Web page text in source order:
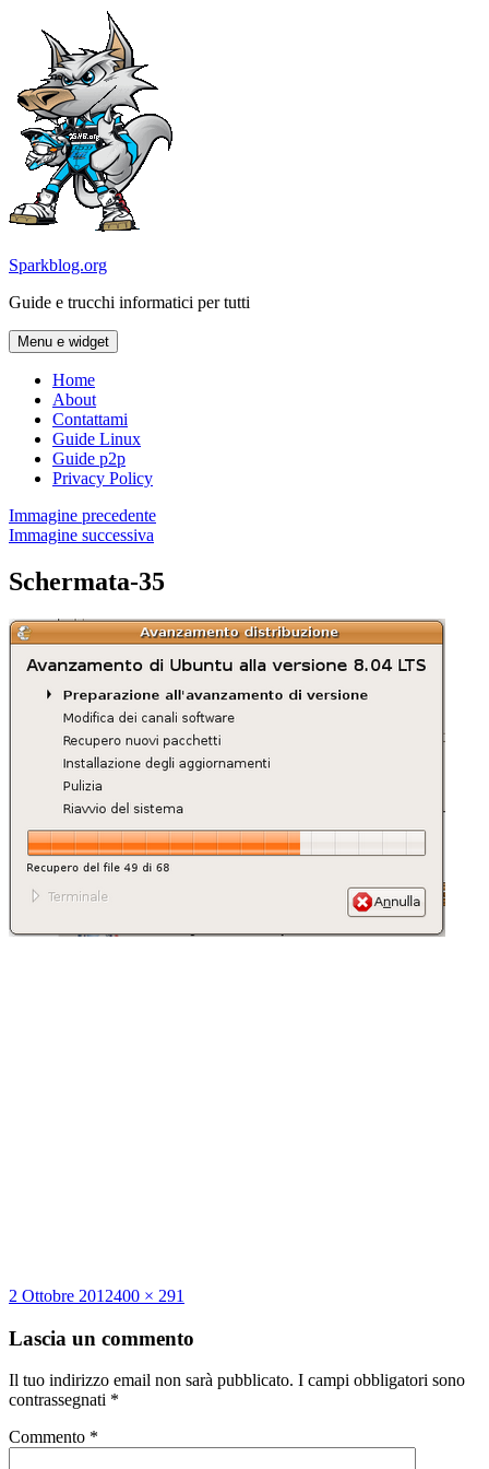
contenuto
Sparkblog.org
Guide e trucchi informatici per tutti
Menu e widget
Home
About
Contattami
Guide Linux
Guide p2p
Privacy Policy
Immagine precedente
Immagine successiva
Schermata-35
Scritto
2 Ottobre 2012Dimensione
400 × 291
Lascia un commento
Il tuo indirizzo email non sarà pubblicato. I campi obbligatori sono
contrassegnati *
Commento *